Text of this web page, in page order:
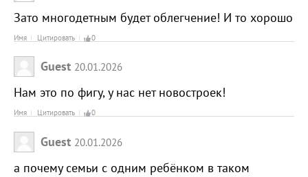
Зато многодетным будет облегчение! И то хорошо
Имя Цитировать 0
Guest 20.01.2026
Нам это по фигу, у нас нет новостроек!
Имя Цитировать 0
Guest 20.01.2026
а почему семьи с одним ребёнком в таком